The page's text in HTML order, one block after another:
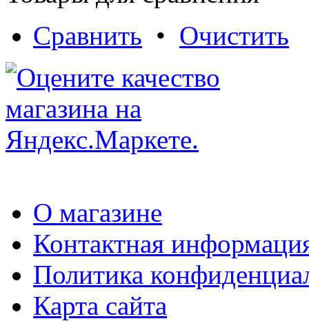
Сравнить • Очистить
О магазине
Контактная
Политика
Карта сайта